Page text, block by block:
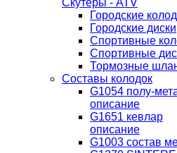
Городские
Городские диски
Спортивные
Спортивные
Тормозные
Составы колодок
G1054 полу-
описание
G1651 кевлар
описание
G1003 состав